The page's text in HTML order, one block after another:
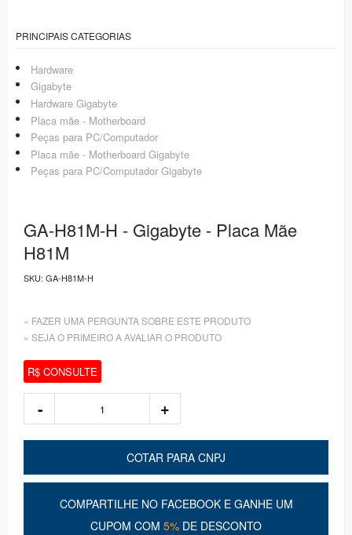
PRINCIPAIS CATEGORIAS
Hardware
Gigabyte
Hardware Gigabyte
Placa mãe - Motherboard
Peças para PC/Computador
Placa mãe - Motherboard Gigabyte
Peças para PC/Computador Gigabyte
GA-H81M-H - Gigabyte - Placa Mãe
H81M
SKU: GA-H81M-H
» FAZER UMA PERGUNTA SOBRE ESTE PRODUTO
» SEJA O PRIMEIRO A AVALIAR O PRODUTO
R$ CONSULTE
COTAR PARA CNPJ
COMPARTILHE NO FACEBOOK E GANHE UM
CUPOM COM 5% DE DESCONTO